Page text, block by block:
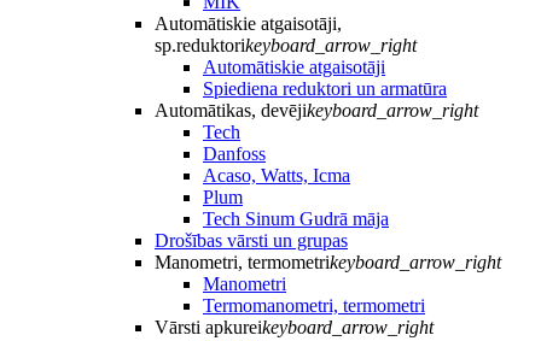
Automātiskie atgaisotāji,
sp.reduktorikeyboard_arrow_right
Automātiskie atgaisotāji
Spiediena reduktori un armatūra
Automātikas, devējikeyboard_arrow_right
Tech
Danfoss
Acaso, Watts, Icma
Plum
Tech Sinum Gudrā māja
Drošības vārsti un grupas
Manometri, termometrikeyboard_arrow_right
Manometri
Termomanometri, termometri
Vārsti apkureikeyboard_arrow_right